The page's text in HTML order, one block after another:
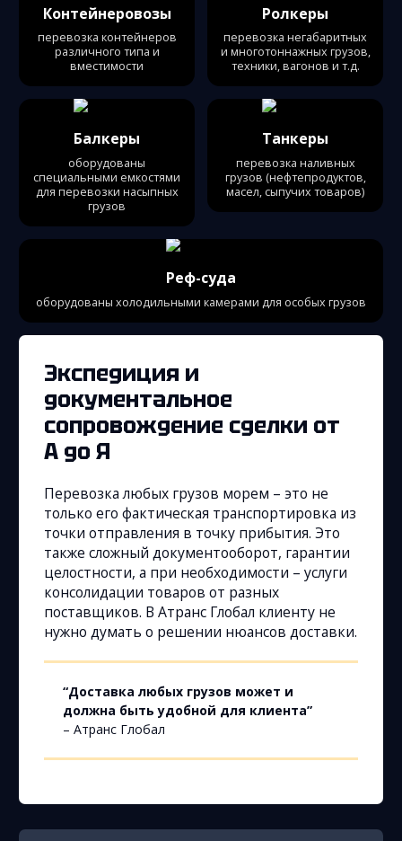
Контейнеровозы
перевозка контейнеров
различного типа и
вместимости
Ролкеры
перевозка негабаритных
и многотоннажных грузов,
техники, вагонов и т.д.
Балкеры
оборудованы
специальными емкостями
для перевозки насыпных
грузов
Танкеры
перевозка наливных
грузов (нефтепродуктов,
масел, сыпучих товаров)
Реф-суда
оборудованы холодильными камерами для особых грузов
Экспедиция и
документальное
сопровождение сделки от
А до Я
Перевозка любых грузов морем – это не
только его фактическая транспортировка из
точки отправления в точку прибытия. Это
также сложный документооборот, гарантии
целостности, а при необходимости – услуги
консолидации товаров от разных
поставщиков. В Атранс Глобал клиенту не
нужно думать о решении нюансов доставки.
“Доставка любых грузов может и
должна быть удобной для клиента”
– Атранс Глобал